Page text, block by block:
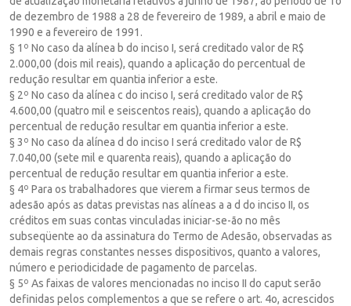
de dezembro de 1988 a 28 de fevereiro de 1989, a abril e maio de
1990 e a fevereiro de 1991.
§ 1º No caso da alínea b do inciso I, será creditado valor de R$
2.000,00 (dois mil reais), quando a aplicação do percentual de
redução resultar em quantia inferior a este.
§ 2º No caso da alínea c do inciso I, será creditado valor de R$
4.600,00 (quatro mil e seiscentos reais), quando a aplicação do
percentual de redução resultar em quantia inferior a este.
§ 3º No caso da alínea d do inciso I será creditado valor de R$
7.040,00 (sete mil e quarenta reais), quando a aplicação do
percentual de redução resultar em quantia inferior a este.
§ 4º Para os trabalhadores que vierem a firmar seus termos de
adesão após as datas previstas nas alíneas a a d do inciso II, os
créditos em suas contas vinculadas iniciar-se-ão no mês
subseqüente ao da assinatura do Termo de Adesão, observadas as
demais regras constantes nesses dispositivos, quanto a valores,
número e periodicidade de pagamento de parcelas.
§ 5º As faixas de valores mencionadas no inciso II do caput serão
definidas pelos complementos a que se refere o art. 4o, acrescidos